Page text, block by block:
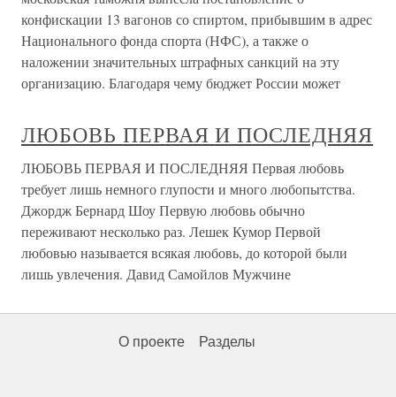
конфискации 13 вагонов со спиртом, прибывшим в адрес
Национального фонда спорта (НФС), а также о
наложении значительных штрафных санкций на эту
организацию. Благодаря чему бюджет России может
ЛЮБОВЬ ПЕРВАЯ И ПОСЛЕДНЯЯ
ЛЮБОВЬ ПЕРВАЯ И ПОСЛЕДНЯЯ Первая любовь
требует лишь немного глупости и много любопытства.
Джордж Бернард Шоу Первую любовь обычно
переживают несколько раз. Лешек Кумор Первой
любовью называется всякая любовь, до которой были
лишь увлечения. Давид Самойлов Мужчине
О проекте Разделы